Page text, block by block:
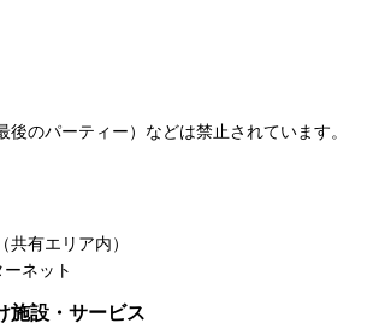
のパーティー）などは禁止されています。
共有エリア内）
ーネット
施設・サービス